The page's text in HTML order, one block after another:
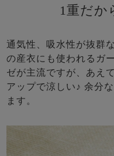
1重だか
通気性、吸水性が抜群
の産衣にも使われるガ
ゼが主流ですが、あえ
アップで涼しい♪ 余分
ます。